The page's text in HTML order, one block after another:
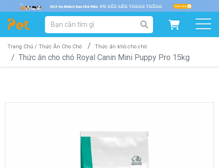
DANH MỤC SẢN PHẨM
SẢN PHẨM DÀNH CHO MÈO SẢN PHẨM DÀNH CHO CHÓ
Trang Chủ / Thức Ăn Cho Chó Thức ăn khô cho chó
Thức ăn cho chó Royal Canin Mini Puppy Pro 15kg